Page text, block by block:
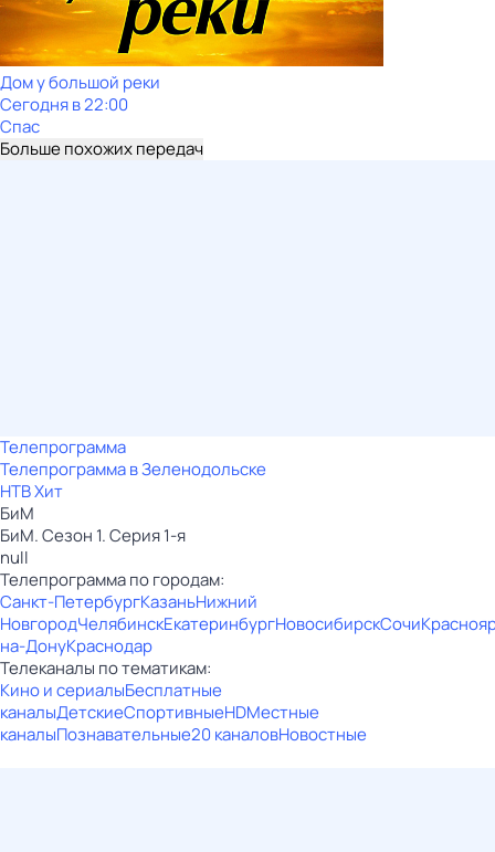
Дом у большой реки
Сегодня в 22:00
Спас
Больше похожих передач
Телепрограмма
Телепрограмма в Зеленодольске
НТВ Хит
БиМ
БиМ. Сезон 1. Серия 1-я
null
Телепрограмма по городам:
Санкт-ПетербургКазаньНижний
НовгородЧелябинскЕкатеринбургНовосибирскСочи
на-ДонуКраснодар
Телеканалы по тематикам:
Кино и сериалыБесплатные
каналыДетскиеСпортивныеHDМестные
каналыПознавательные20 каналовНовостные